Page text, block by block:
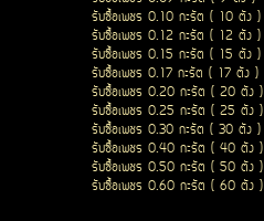
รับซื้อเพชร 0.10 กะรัต ( 10 ตัง )
รับซื้อเพชร 0.12 กะรัต ( 12 ตัง )
รับซื้อเพชร 0.15 กะรัต ( 15 ตัง )
รับซื้อเพชร 0.17 กะรัต ( 17 ตัง )
รับซื้อเพชร 0.20 กะรัต ( 20 ตัง )
รับซื้อเพชร 0.25 กะรัต ( 25 ตัง )
รับซื้อเพชร 0.30 กะรัต ( 30 ตัง )
รับซื้อเพชร 0.40 กะรัต ( 40 ตัง )
รับซื้อเพชร 0.50 กะรัต ( 50 ตัง )
รับซื้อเพชร 0.60 กะรัต ( 60 ตัง )